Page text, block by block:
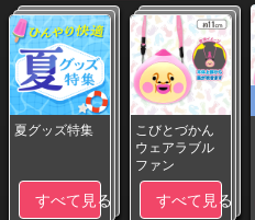
夏グッズ特集
すべて見る
こびとづかん
ウェアラブル
ファン
すべて見る